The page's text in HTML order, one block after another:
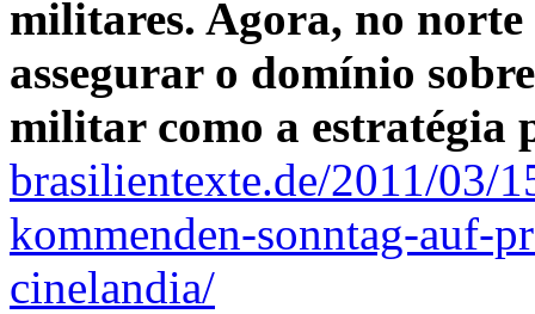
militares. Agora, no
assegurar o domínio
militar como a
brasilientexte.de/2011/03/
kommenden-sonntag-auf-
cinelandia/